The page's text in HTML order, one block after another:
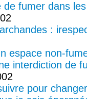
de fumer dans
:
espace non-
interdiction de
pour